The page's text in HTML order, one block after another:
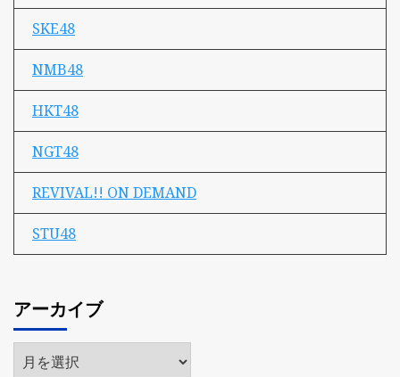
SKE48
NMB48
HKT48
NGT48
REVIVAL!! ON DEMAND
STU48
アーカイブ
ア